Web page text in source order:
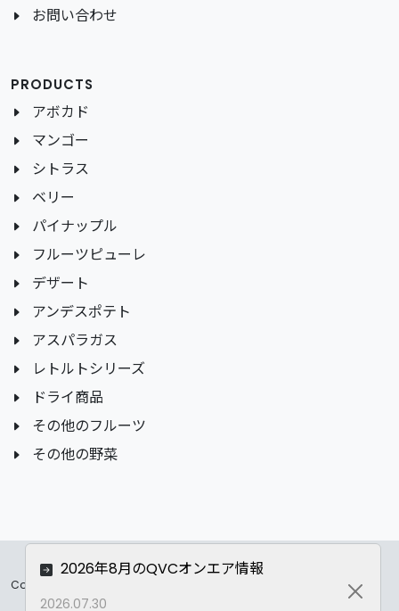
お問い合わせ
PRODUCTS
アボカド
マンゴー
シトラス
ベリー
パイナップル
フルーツピューレ
デザート
アンデスポテト
アスパラガス
レトルトシリーズ
ドライ商品
その他のフルーツ
その他の野菜
Copyrights ©
2026年8月のQVCオンエア情報
2026.07.30 Close